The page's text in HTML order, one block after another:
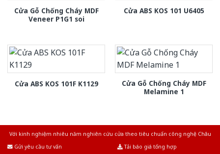
Cửa Gỗ Chống Cháy MDF
Veneer P1G1 soi
Cửa ABS KOS 101 U6405
Cửa ABS KOS 101F K1129
Cửa Gỗ Chống Cháy MDF
Melamine 1
Với kinh nghiệm nhiêu năm nghiên cứu cửa theo tiêu chuẩn công nghệ Châu
Gửi yêu cầu tư vấn
Tải báo giá tổng hợp